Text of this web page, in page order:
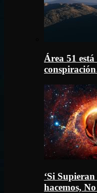
Área 51
‘Si
hacemos,